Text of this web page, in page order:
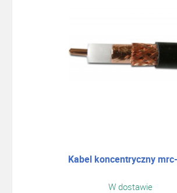
Kabel koncentryczny
W dostawie